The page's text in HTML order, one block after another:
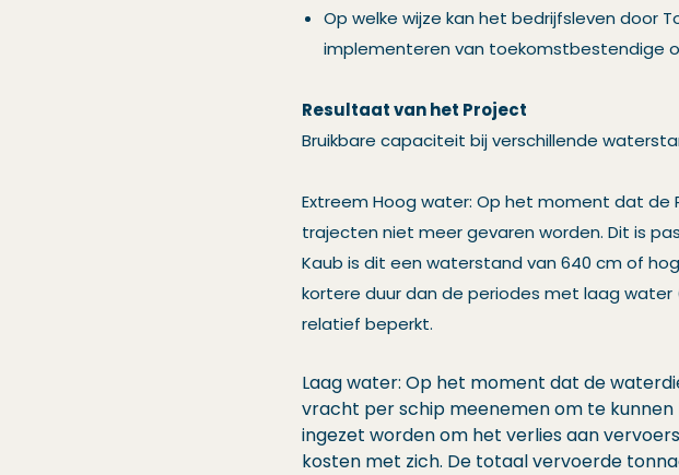
Op welke wijze kan het bedrijfsleven door
implementeren van toekomstbestendige
Resultaat van het Project
Bruikbare capaciteit bij verschillende
Extreem Hoog water: Op het moment dat
trajecten niet meer gevaren worden. Dit is
Kaub is dit een waterstand van 640 cm of
kortere duur dan de periodes met laag
relatief beperkt.
Laag water: Op het moment dat de
vracht per schip meenemen om te
ingezet worden om het verlies aan
kosten met zich. De totaal vervoerde